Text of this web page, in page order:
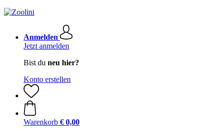
Anmelden
Jetzt anmelden
Bist du neu hier?
Konto erstellen
Warenkorb € 0,00